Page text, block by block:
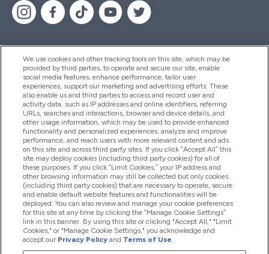
Pomoc I Informacja
Produkty
Informacje O Firmie
Okazje W Myprotein
2026 The Hut.com Ltd
We use cookies and other tracking tools on this site, which may be
provided by third parties, to operate and secure our site, enable
social media features, enhance performance, tailor user
experiences, support our marketing and advertising efforts. These
also enable us and third parties to access and record user and
activity data, such as IP addresses and online identifiers, referring
URLs, searches and interactions, browser and device details, and
other usage information, which may be used to provide enhanced
functionality and personalized experiences, analyze and improve
performance, and reach users with more relevant content and ads
on this site and across third party sites. If you click “Accept All” this
site may deploy cookies (including third party cookies) for all of
these purposes. If you click “Limit Cookies,” your IP address and
other browsing information may still be collected but only cookies
(including third party cookies) that are necessary to operate, secure
and enable default website features and functionalities will be
deployed. You can also review and manage your cookie preferences
for this site at any time by clicking the “Manage Cookie Settings”
link in this banner. By using this site or clicking "Accept All," "Limit
Cookies," or "Manage Cookie Settings," you acknowledge and
accept our Privacy Policy and Terms of Use.